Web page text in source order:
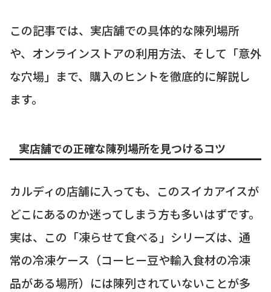
この記事では、実店舗での具体的な陳列場所
や、オンラインストアの利用方法、そして「意外
な穴場」まで、購入のヒントを徹底的に解説し
ます。
実店舗での正確な陳列場所を見つけるコツ
カルディの店舗に入っても、このスイカアイスが
どこにあるのか迷ってしまう方も多いはずです。
実は、この「凍らせて食べる」シリーズは、通
常の冷凍ケース（コーヒー豆や輸入食材の冷凍
品がある場所）には陳列されていないことが多